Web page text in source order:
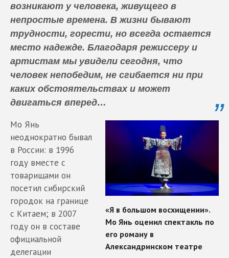
возникают у человека, живущего в
непростые времена. В жизни бывают
трудности, горести, но всегда остается
место надежде. Благодаря режиссеру и
артистам мы увидели сегодня, что
человек непобедим, не сгибается ни при
каких обстоятельствах и может
двигаться вперед…
Мо Янь
неоднократно бывал
в России: в 1996
году вместе с
товарищами он
посетил сибирский
городок на границе
с Китаем; в 2007
году он в составе
официальной
делегации